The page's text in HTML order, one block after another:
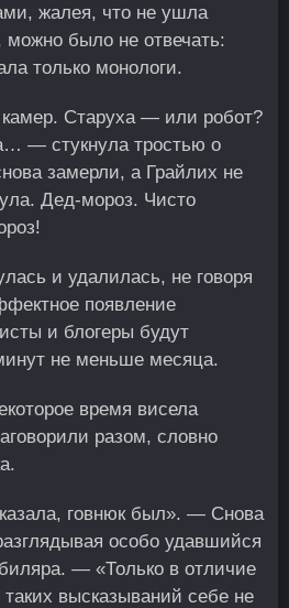
жалея, что не ушла
было не отвечать:
только монологи.
Старуха — или робот?
— стукнула тростью о
замерли, а Грайлих не
Дед-мороз. Чисто
и удалилась, не говоря
появление
и блогеры будут
не меньше месяца.
время висела
разом, словно
говнюк был». — Снова
особо удавшийся
— «Только в отличие
высказываний себе не